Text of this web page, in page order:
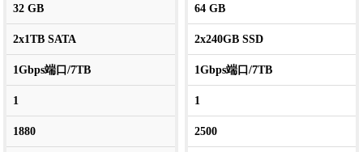
32 GB
2x1TB SATA
1Gbps端口/7TB
1
1880
64 GB
2x240GB SSD
1Gbps端口/7TB
1
2500